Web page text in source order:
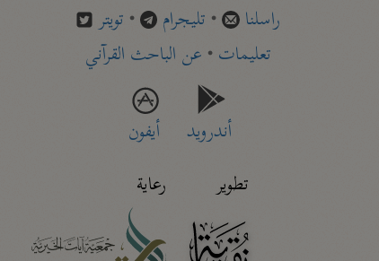
راسلنا • تليجرام • تويتر
تعليمات• عن الباحث القرآني
أندرويد
أيفون
تطوير
رعاية